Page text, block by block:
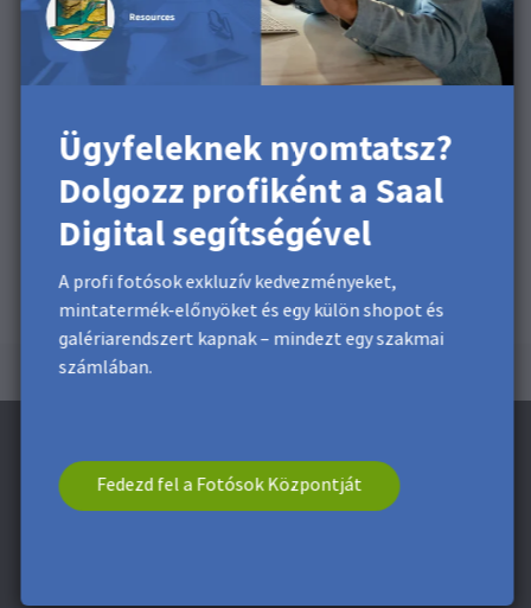
Ügyfeleknek nyomtatsz?
Dolgozz profiként a Saal
Digital segítségével
A profi fotósok exkluzív kedvezményeket,
mintatermék-előnyöket és egy külön shopot és
galériarendszert kapnak – mindezt egy szakmai
számlában.
Fedezd fel a Fotósok Központját